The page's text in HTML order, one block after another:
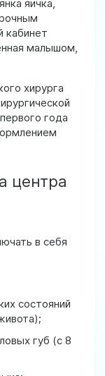
яичка,
кабинет
малышом,
хирурга
года
центра
в себя
состояний
губ (с 8